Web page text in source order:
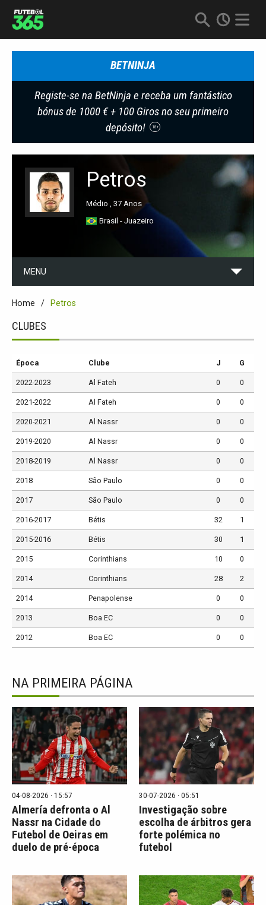
BETNINJA
Registe-se na BetNinja e receba um fantástico
bónus de 1000 € + 100 Giros no seu primeiro
depósito!
18+
Petros
Médio , 37 Anos
Brasil - Juazeiro
MENU
Home Petros
CLUBES
Época Clube J G
2022-2023 Al Fateh 0 0
2021-2022 Al Fateh 0 0
2020-2021 Al Nassr 0 0
2019-2020 Al Nassr 0 0
2018-2019 Al Nassr 0 0
2018 São Paulo 0 0
2017 São Paulo 0 0
2016-2017 Bétis 32 1
2015-2016 Bétis 30 1
2015 Corinthians 10 0
2014 Corinthians 28 2
2014 Penapolense 0 0
2013 Boa EC 0 0
2012 Boa EC 0 0
NA PRIMEIRA PÁGINA
04-08-2026 · 15:57
Almería defronta o Al
Nassr na Cidade do
Futebol de Oeiras em
duelo de pré-época
30-07-2026 · 05:51
Investigação sobre
escolha de árbitros gera
forte polémica no
futebol